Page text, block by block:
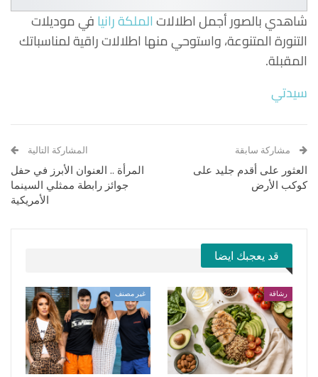
شاهدي بالصور أجمل اطلالاتالملكة رانيافي موديلات
التنورة المتنوعة، واستوحي منها اطلالات راقية لمناسباتك
المقبلة.
سيدتي
مشاركة سابقة
العثور على أقدم جليد على
كوكب الأرض
المشاركة التالية
المرأة .. العنوان الأبرز في حفل
جوائز رابطة ممثلي السينما
الأمريكية
قد يعجبك ايضا
رشاقة غير مصنف